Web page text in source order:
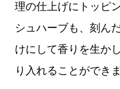
理の仕上げにトッピ
シュハーブも、刻ん
けにして香りを生か
り入れることができま